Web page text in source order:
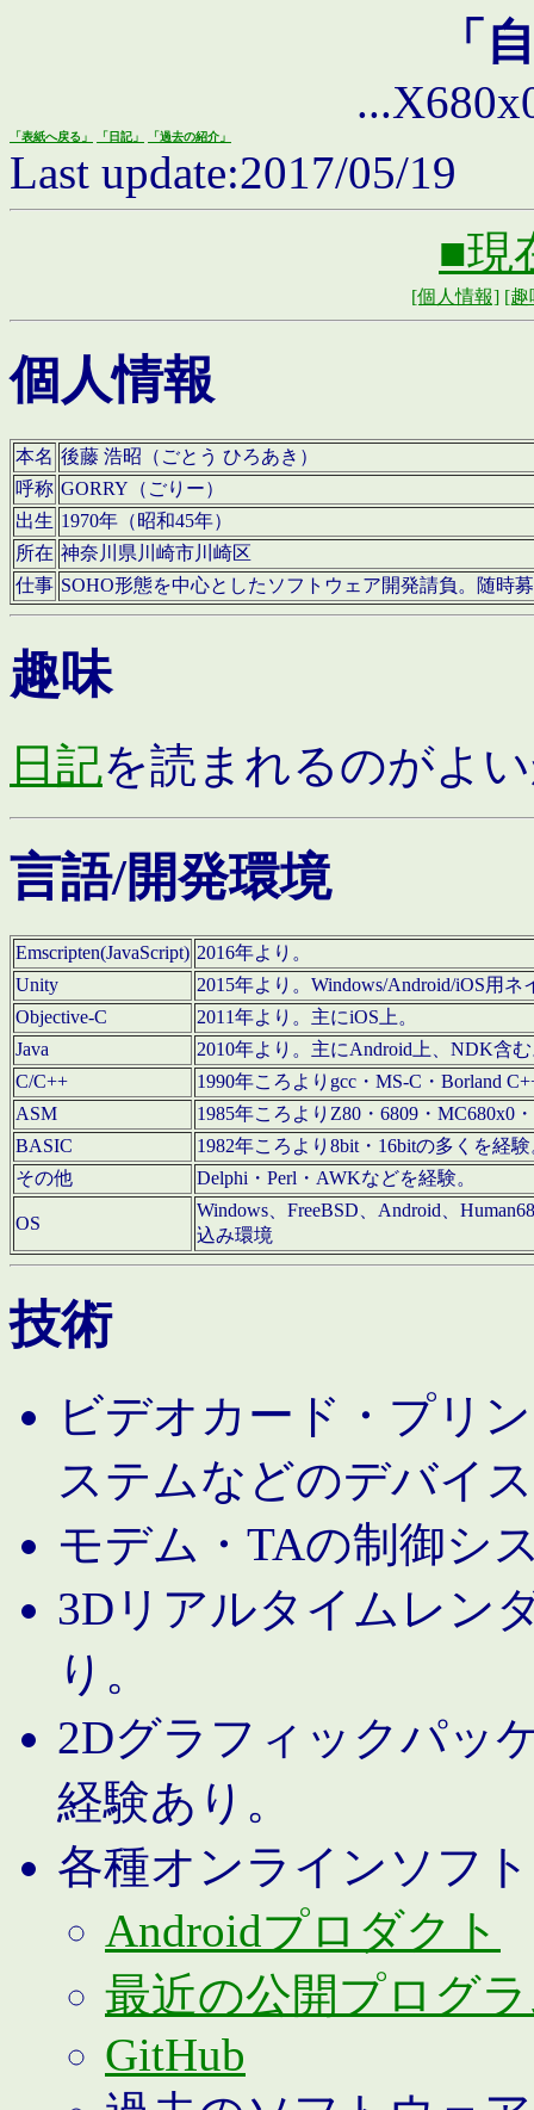
「
「表紙へ戻る」 「日記」 「過去の紹介」
Last update:2017/05/19
■現
[個人情報] [趣
個人情報
本名 後藤 浩昭（ごとう ひろあき）
呼称 GORRY（ごりー）
出生 1970年（昭和45年）
所在 神奈川県川崎市川崎区
仕事 SOHO形態を中心としたソフトウェア開発請負。随時
趣味
日記を読まれるのがよ
言語/開発環境
Emscripten(JavaScript) 2016年より。
Unity
2015年より。Windows/Android/iOS用
Objective-C
2011年より。主にiOS上。
Java
2010年より。主にAndroid上、NDK含
C/C++
1990年ころよりgcc・MS-C・Borland
ASM
1985年ころよりZ80・6809・MC680x0
BASIC
1982年ころより8bit・16bitの多くを経
その他
Delphi・Perl・AWKなどを経験。
OS
Windows、FreeBSD、Android、
込み環境
技術
ビデオカード・プリ
ステムなどのデバイ
モデム・TAの制御シ
3Dリアルタイムレン
り。
2Dグラフィックパッ
経験あり。
各種オンラインソフ
Androidプロダクト
最近の公開プログ
GitHub